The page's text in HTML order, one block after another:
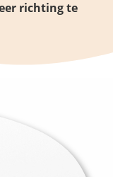
richting te